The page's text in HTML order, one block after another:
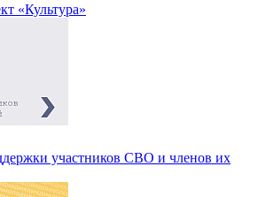
«Культура»
участников СВО и членов их